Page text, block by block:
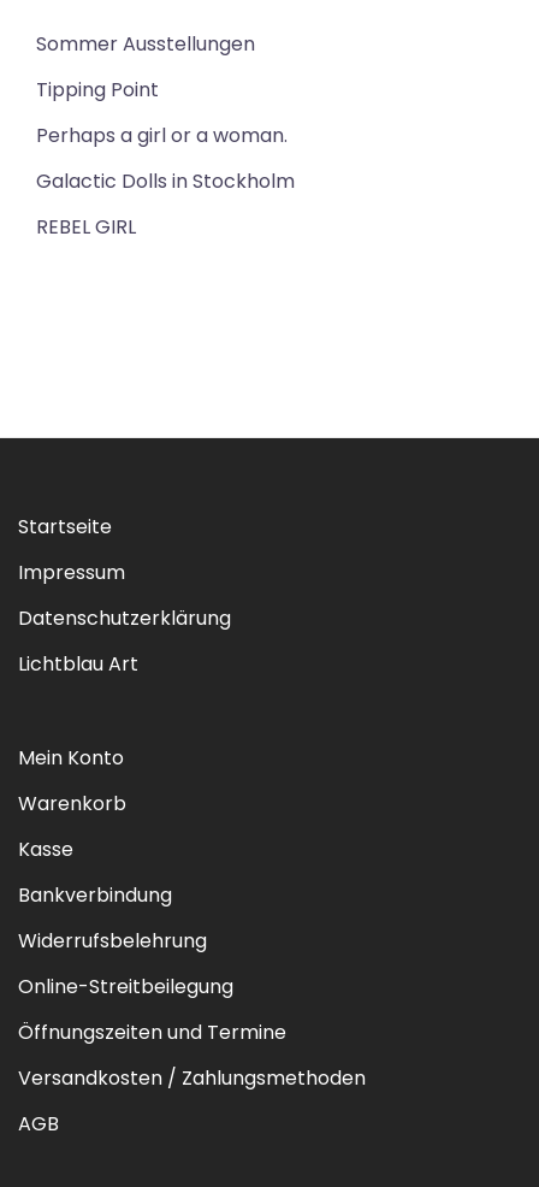
Sommer Ausstellungen
Tipping Point
Perhaps a girl or a woman.
Galactic Dolls in Stockholm
REBEL GIRL
Startseite
Impressum
Datenschutzerklärung
Lichtblau Art
Mein Konto
Warenkorb
Kasse
Bankverbindung
Widerrufsbelehrung
Online-Streitbeilegung
Öffnungszeiten und Termine
Versandkosten / Zahlungsmethoden
AGB